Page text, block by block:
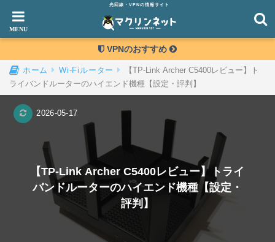
光回線・VPNの情報サイト
VPNのおすすめ
ホーム Wi-Fiルーター
【TP-Link Archer C5400レビュー】ト
ライバンドルーターのハイエンド機種【設定・評判】
【TP-Link Archer C5400レビュー】トライ
バンドルーターのハイエンド機種【設定・
評判】
2026-05-17